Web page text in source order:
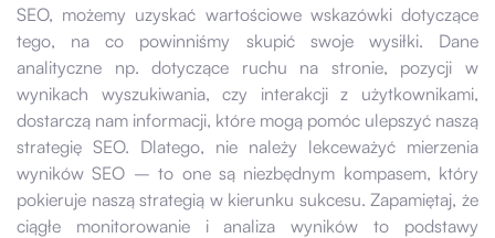
SEO, możemy uzyskać wartościowe wskazówki dotyczące
tego, na co powinniśmy skupić swoje wysiłki. Dane
analityczne np. dotyczące ruchu na stronie, pozycji w
wynikach wyszukiwania, czy interakcji z użytkownikami,
dostarczą nam informacji, które mogą pomóc ulepszyć naszą
strategię SEO. Dlatego, nie należy lekceważyć mierzenia
wyników SEO – to one są niezbędnym kompasem, który
pokieruje naszą strategią w kierunku sukcesu. Zapamiętaj, że
ciągłe monitorowanie i analiza wyników to podstawy